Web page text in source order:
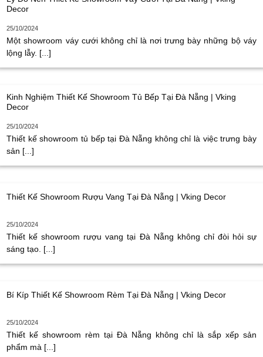
Decor
25/10/2024
Một showroom váy cưới không chỉ là nơi trưng bày những bộ váy
lộng lẫy. [...]
Kinh Nghiệm Thiết Kế Showroom Tủ Bếp Tại Đà Nẵng | Vking
Decor
25/10/2024
Thiết kế showroom tủ bếp tại Đà Nẵng không chỉ là việc trưng bày
sản [...]
Thiết Kế Showroom Rượu Vang Tại Đà Nẵng | Vking Decor
25/10/2024
Thiết kế showroom rượu vang tại Đà Nẵng không chỉ đòi hỏi sự
sáng tạo. [...]
Bí Kíp Thiết Kế Showroom Rèm Tại Đà Nẵng | Vking Decor
25/10/2024
Thiết kế showroom rèm tại Đà Nẵng không chỉ là sắp xếp sản
phẩm mà [...]